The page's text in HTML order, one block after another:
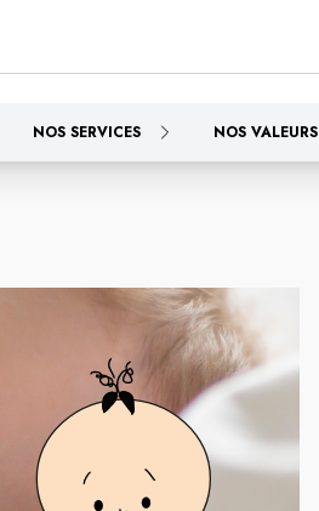
NOS SERVICES NOS VALEURS